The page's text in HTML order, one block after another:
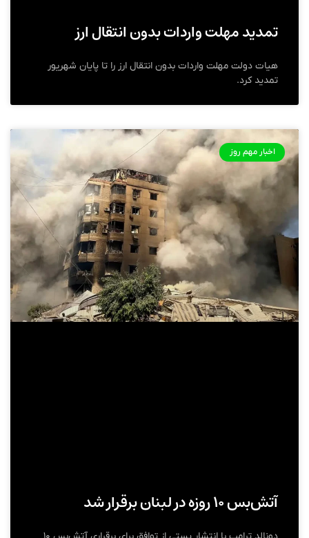
تمدید مهلت واردات بدون انتقال ارز
هیات دولت مهلت واردات بدون انتقال ارز را تا پایان شهریور
تمدید کرد.
اخبار مهم روز
آتش‌بس ۱۰ روزه در لبنان برقرار شد